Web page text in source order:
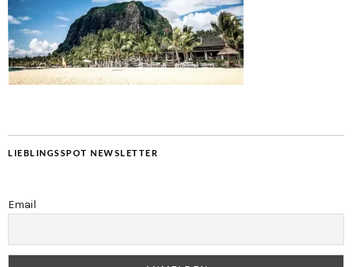
LIEBLINGSSPOT NEWSLETTER
Email